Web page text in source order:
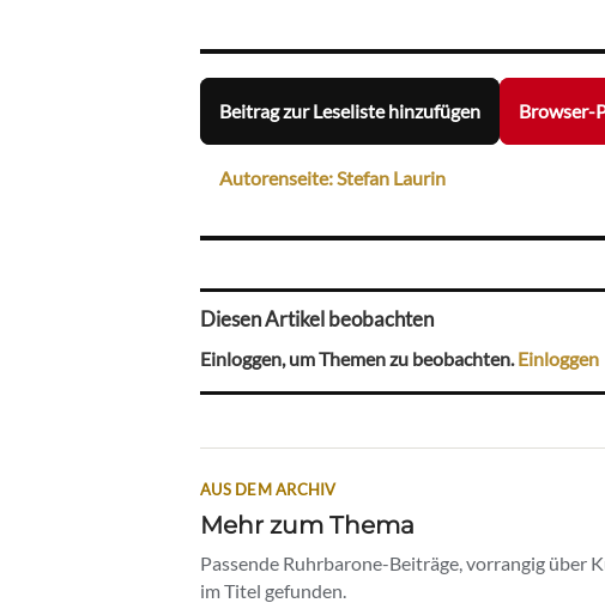
Beitrag zur Leseliste hinzufügen Browser-
Autorenseite: Stefan Laurin
Diesen Artikel beobachten
Einloggen, um Themen zu beobachten.Einloggen
AUS DEM ARCHIV
Mehr zum Thema
Passende Ruhrbarone-Beiträge, vorrangig über
im Titel gefunden.